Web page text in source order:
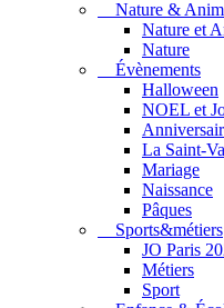
Nature &
Nature et
Nature
Évènements
Halloween
NOEL et
La Saint-
Mariage
Naissance
Pâques
Sports&métiers
JO Paris
Métiers
Sport